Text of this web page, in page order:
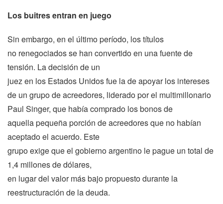
Los buitres entran en juego
Sin embargo, en el último período, los títulos
no renegociados se han convertido en una fuente de
tensión. La decisión de un
juez en los Estados Unidos fue la de apoyar los intereses
de un grupo de acreedores, liderado por el multimillonario
Paul Singer, que había comprado los bonos de
aquella pequeña porción de acreedores que no habían
aceptado el acuerdo. Este
grupo exige que el gobierno argentino le pague un total de
1,4 millones de dólares,
en lugar del valor más bajo propuesto durante la
reestructuración de la deuda.